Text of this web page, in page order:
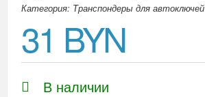
Категория: Транспондеры для автоключей
31 BYN
В наличии